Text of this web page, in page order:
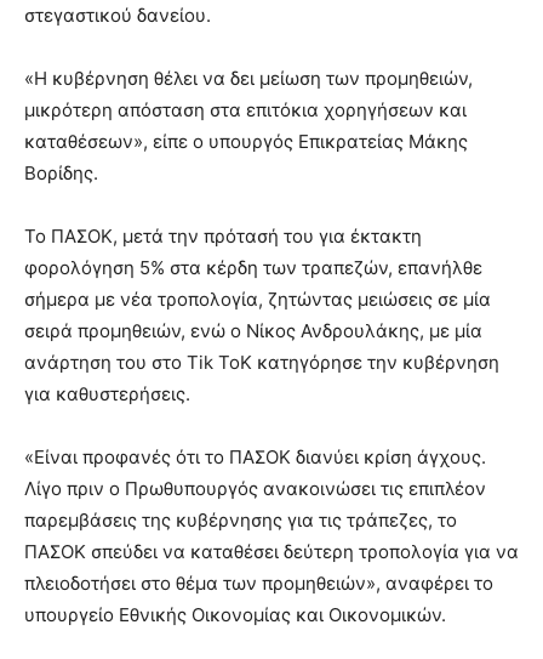
στεγαστικού δανείου.
«Η κυβέρνηση θέλει να δει μείωση των προμηθειών,
μικρότερη απόσταση στα επιτόκια χορηγήσεων και
καταθέσεων», είπε ο υπουργός Επικρατείας Μάκης
Βορίδης.
Το ΠΑΣΟΚ, μετά την πρότασή του για έκτακτη
φορολόγηση 5% στα κέρδη των τραπεζών, επανήλθε
σήμερα με νέα τροπολογία, ζητώντας μειώσεις σε μία
σειρά προμηθειών, ενώ ο Νίκος Ανδρουλάκης, με μία
ανάρτηση του στο Tik ToK κατηγόρησε την κυβέρνηση
για καθυστερήσεις.
«Είναι προφανές ότι το ΠΑΣΟΚ διανύει κρίση άγχους.
Λίγο πριν ο Πρωθυπουργός ανακοινώσει τις επιπλέον
παρεμβάσεις της κυβέρνησης για τις τράπεζες, το
ΠΑΣΟΚ σπεύδει να καταθέσει δεύτερη τροπολογία για να
πλειοδοτήσει στο θέμα των προμηθειών», αναφέρει το
υπουργείο Εθνικής Οικονομίας και Οικονομικών.